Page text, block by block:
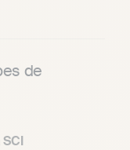
de
SCI